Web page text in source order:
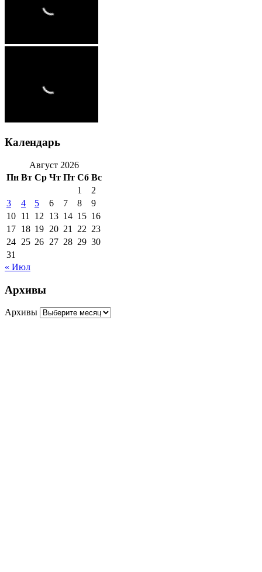
Календарь
Август 2026
Пн Вт Ср Чт Пт Сб Вс
1
2
3
4 5 6 7 8
9
10 11 12 13 14 15 16
17 18 19 20 21 22 23
24 25 26 27 28 29 30
31
« Июл
Архивы
Архивы